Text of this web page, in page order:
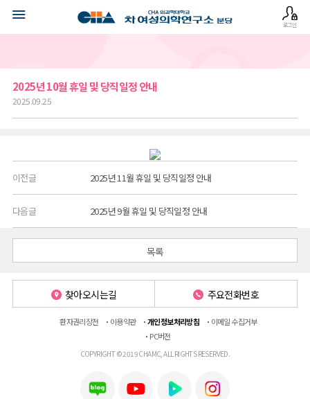
로그인
2025년 10월 휴일 및 당직일정 안내
2025.09.25
이전글 2025년 11월 휴일 및 당직일정 안내
다음글 2025년 9월 휴일 및 당직일정 안내
목록
찾아오시는길 주요전화번호
환자권리장전 이용약관 개인정보처리방침
이메일 수집거부
PC버전
COPYRIGHT © 2019 CHAMC, ALL RIGHTS RESERVED.